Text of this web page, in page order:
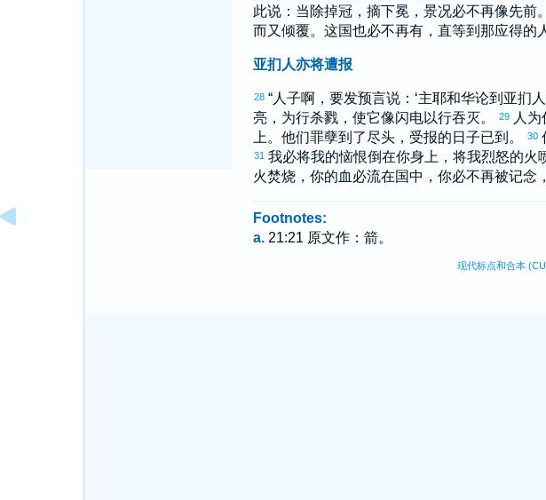
此说：当除掉冠，摘下冕，景况必不再像先前
而又倾覆。这国也必不再有，直等到那应得的
亚扪人亦将遭报
28 “人子啊，要发预言说：‘主耶和华论到 亚扪
亮，为行杀戮，使它像闪电以行吞灭。
29 人
上。他们罪孽到了尽头，受报的日子已到。
30
31 我必将我的恼恨倒在你身上，将我烈怒的火
火焚烧，你的血必流在国中，你必不再被记念
Footnotes:
a. 21:21 原文作：箭。
现代标点和合本